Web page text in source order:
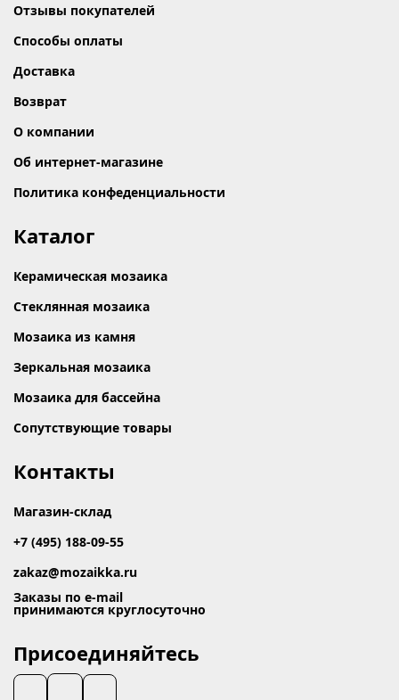
Отзывы покупателей
Способы оплаты
Доставка
Возврат
О компании
Об интернет-магазине
Политика конфеденциальности
Каталог
Керамическая мозаика
Стеклянная мозаика
Мозаика из камня
Зеркальная мозаика
Мозаика для бассейна
Сопутствующие товары
Контакты
Магазин-склад
+7 (495) 188-09-55
zakaz@mozaikka.ru
Заказы по e-mail
принимаются круглосуточно
Присоединяйтесь